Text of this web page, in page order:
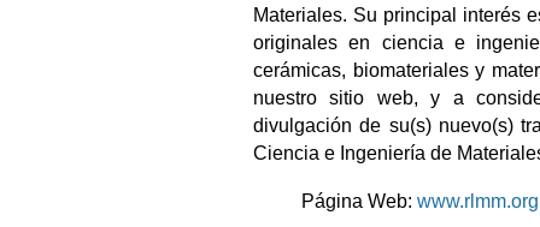
Materiales. Su principal interés
originales en ciencia e
cerámicas, biomateriales y
nuestro sitio web, y a
divulgación de su(s) nuevo(s)
Ciencia e Ingeniería de
Página Web: www.rlmm.org